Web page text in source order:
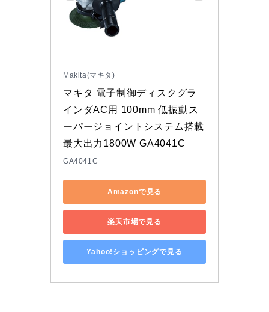
Makita(マキタ)
マキタ 電子制御ディスクグラ
インダAC用 100mm 低振動ス
ーパージョイントシステム搭載
最大出力1800W GA4041C
GA4041C
Amazonで見る
楽天市場で見る
Yahoo!ショッピングで見る